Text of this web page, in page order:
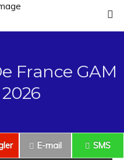
France GAM
E-mail SMS